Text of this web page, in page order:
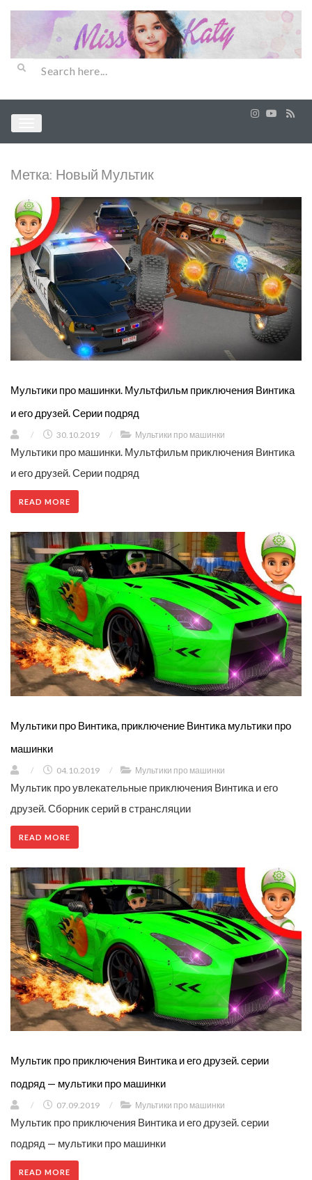
Метка: Новый Мультик
Мультики про машинки. Мультфильм приключения Винтика
и его друзей. Серии подряд
/ 30.10.2019 / Мультики про машинки
Мультики про машинки. Мультфильм приключения Винтика
и его друзей. Серии подряд
READ MORE
Мультики про Винтика, приключение Винтика мультики про
машинки
/ 04.10.2019 / Мультики про машинки
Мультик про увлекательные приключения Винтика и его
друзей. Сборник серий в странсляции
READ MORE
Мультик про приключения Винтика и его друзей. серии
подряд — мультики про машинки
/ 07.09.2019 / Мультики про машинки
Мультик про приключения Винтика и его друзей. серии
подряд — мультики про машинки
READ MORE